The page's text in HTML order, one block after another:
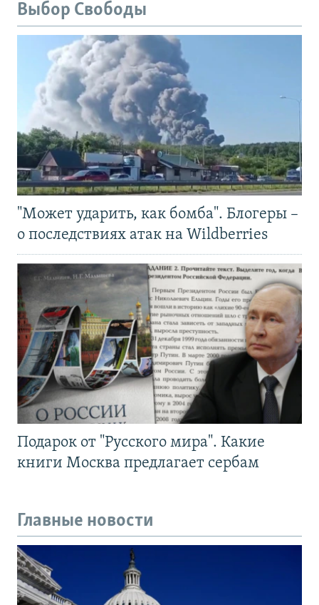
Выбор Свободы
"Может ударить, как бомба". Блогеры –
о последствиях атак на Wildberries
Подарок от "Русского мира". Какие
книги Москва предлагает сербам
Главные новости